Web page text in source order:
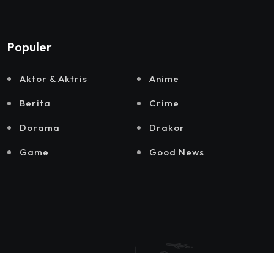
Populer
Aktor & Aktris Anime
Berita Crime
Dorama Drakor
Game Good News